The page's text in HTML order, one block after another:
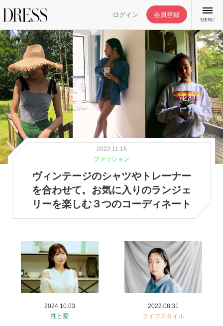
ログイン 会員登録
MENU
特集記事
DRESS部活
ファッション
美容/健康
ワークスタイル
2022.11.16
ファッション
ヴィンテージのシャツやトレーナー
を合わせて。お気に入りのランジェ
リーを楽しむ３つのコーディネート
2024.10.03
性と愛
2022.08.31
ライフスタイル